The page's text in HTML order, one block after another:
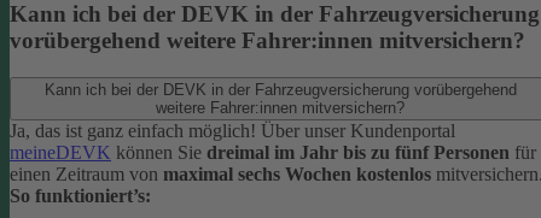
Kann ich bei der DEVK in der Fahrzeugversicherung
vorübergehend weitere Fahrer:innen mitversichern?
Kann ich bei der DEVK in der Fahrzeugversicherung vorübergehend
weitere Fahrer:innen mitversichern?
Ja, das ist ganz einfach möglich! Über unser Kundenportal
meineDEVK können Sie dreimal im Jahr bis zu fünf Personen für
einen Zeitraum von maximal sechs Wochen kostenlos
So funktioniert’s: